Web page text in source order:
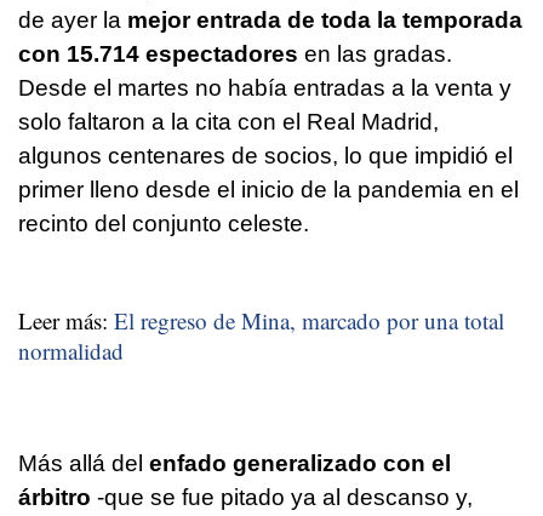
de ayer la mejor entrada de toda la temporada
con 15.714 espectadores en las gradas.
Desde el martes no había entradas a la venta y
solo faltaron a la cita con el Real Madrid,
algunos centenares de socios, lo que impidió el
primer lleno desde el inicio de la pandemia en el
recinto del conjunto celeste.
Leer más: El regreso de Mina, marcado por una total
normalidad
Más allá del enfado generalizado con el
árbitro -que se fue pitado ya al descanso y,